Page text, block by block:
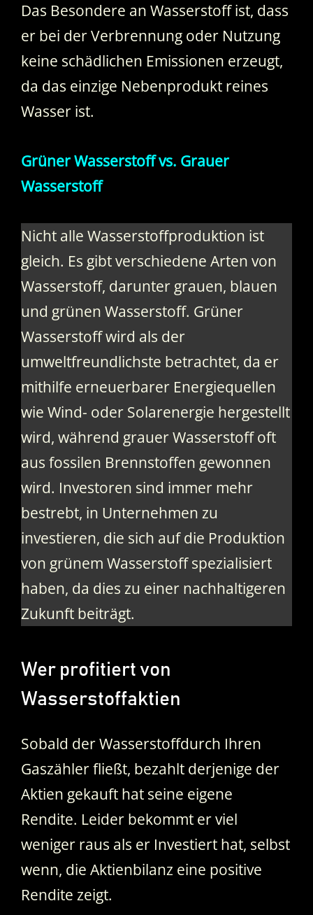
Das Besondere an Wasserstoff ist, dass
er bei der Verbrennung oder Nutzung
keine schädlichen Emissionen erzeugt,
da das einzige Nebenprodukt reines
Wasser ist.
Grüner Wasserstoff vs. Grauer
Wasserstoff
Nicht alle Wasserstoffproduktion ist
gleich. Es gibt verschiedene Arten von
Wasserstoff, darunter grauen, blauen
und grünen Wasserstoff. Grüner
Wasserstoff wird als der
umweltfreundlichste betrachtet, da er
mithilfe erneuerbarer Energiequellen
wie Wind- oder Solarenergie hergestellt
wird, während grauer Wasserstoff oft
aus fossilen Brennstoffen gewonnen
wird. Investoren sind immer mehr
bestrebt, in Unternehmen zu
investieren, die sich auf die Produktion
von grünem Wasserstoff spezialisiert
haben, da dies zu einer nachhaltigeren
Zukunft beiträgt.
Wer profitiert von
Wasserstoffaktien
Sobald der Wasserstoffdurch Ihren
Gaszähler fließt, bezahlt derjenige der
Aktien gekauft hat seine eigene
Rendite. Leider bekommt er viel
weniger raus als er Investiert hat, selbst
wenn, die Aktienbilanz eine positive
Rendite zeigt.